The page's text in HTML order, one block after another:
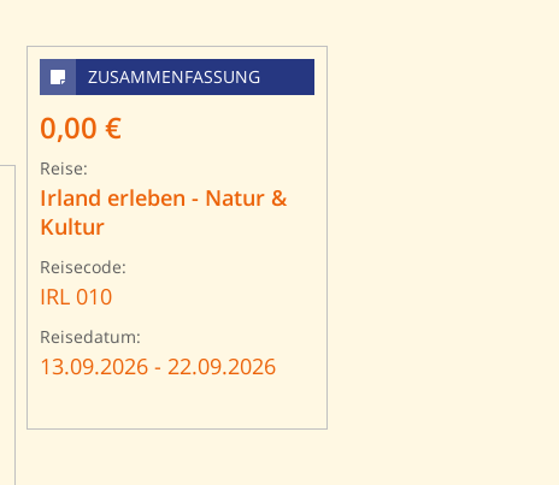
ZUSAMMENFASSUNG
0,00 €
Reise:
Irland erleben - Natur &
Kultur
Reisecode:
IRL 010
Reisedatum:
13.09.2026 - 22.09.2026